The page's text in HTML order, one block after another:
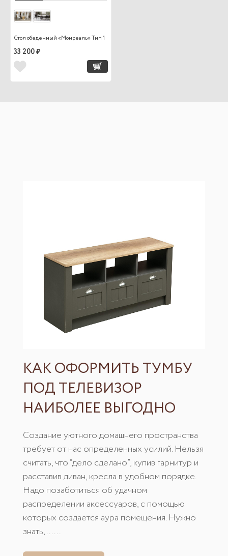
Стол обеденный «Монреаль» Тип 1
33 200 ₽
КАК ОФОРМИТЬ ТУМБУ
ПОД ТЕЛЕВИЗОР
НАИБОЛЕЕ ВЫГОДНО
Создание уютного домашнего пространства
требует от нас определенных усилий. Нельзя
считать, что “дело сделано”, купив гарнитур и
расставив диван, кресла в удобном порядке.
Надо позаботиться об удачном
распределении аксессуаров, с помощью
которых создается аура помещения. Нужно
знать, ......